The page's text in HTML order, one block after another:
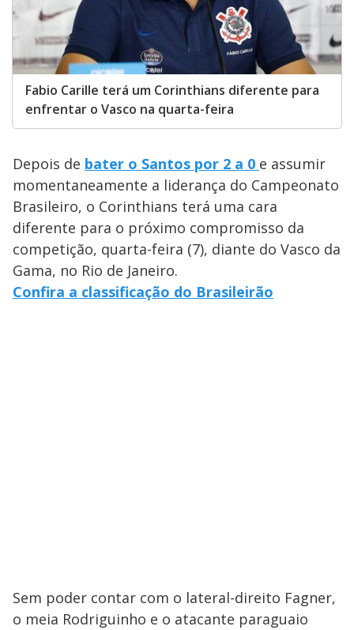
Fabio Carille terá um Corinthians diferente para
enfrentar o Vasco na quarta-feira
Depois de bater o Santos por 2 a 0 e assumir
momentaneamente a liderança do Campeonato
Brasileiro, o Corinthians terá uma cara
diferente para o próximo compromisso da
competição, quarta-feira (7), diante do Vasco da
Gama, no Rio de Janeiro.
Confira a classificação do Brasileirão
Sem poder contar com o lateral-direito Fagner,
o meia Rodriguinho e o atacante paraguaio